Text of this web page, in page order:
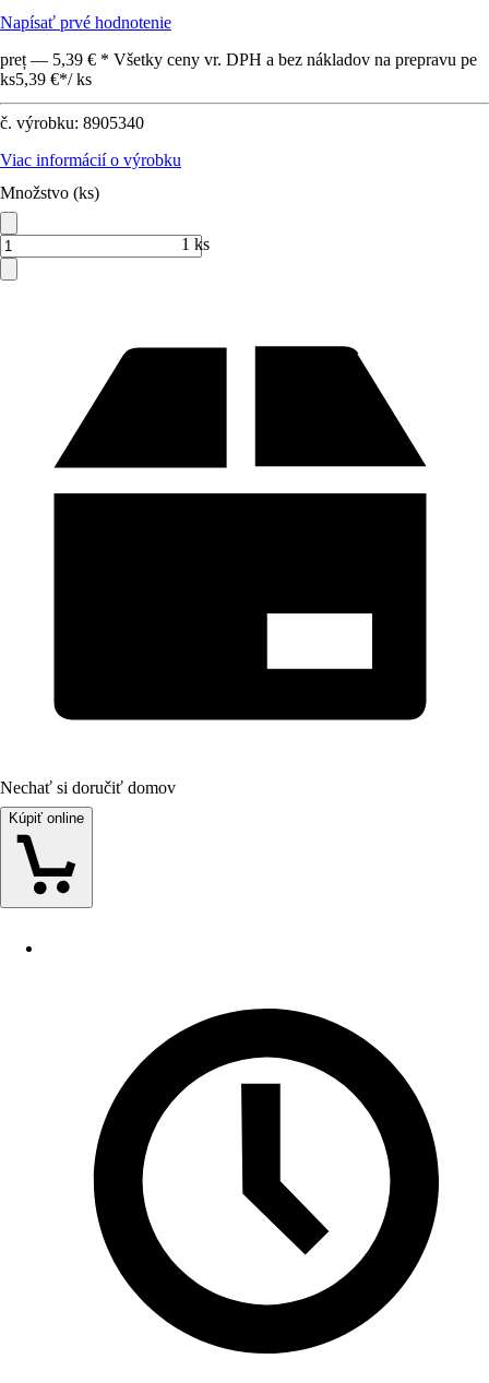
Napísať prvé hodnotenie
preț — 5,39 € * Všetky ceny vr. DPH a bez nákladov na prepravu pe
ks5,39 €*/ ks
č. výrobku: 8905340
Viac informácií o výrobku
Množstvo (ks)
1 ks
Nechať si doručiť domov
Kúpiť online